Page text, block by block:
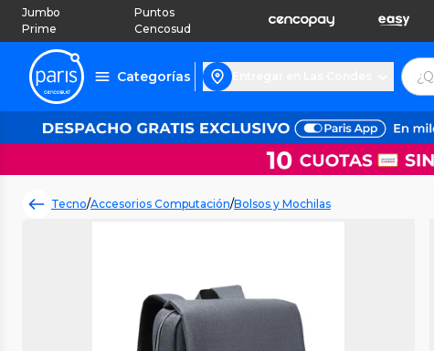
Jumbo
Prime
Puntos
Cencosud
Categorías
Tecno/Accesorios Computación/Bolsos y Mochilas